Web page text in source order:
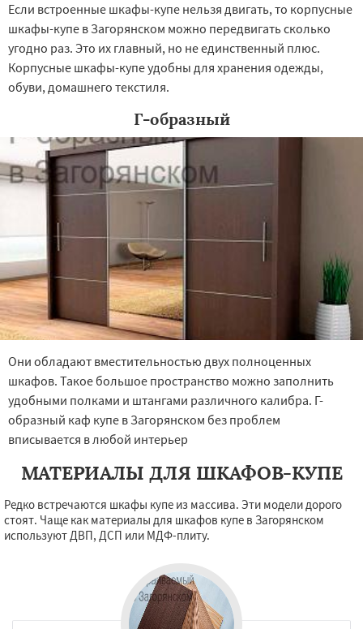
Если встроенные шкафы-купе нельзя двигать, то корпусные
шкафы-купе в Загорянском можно передвигать сколько
угодно раз. Это их главный, но не единственный плюс.
Корпусные шкафы-купе удобны для хранения одежды,
обуви, домашнего текстиля.
Г-образный
Они обладают вместительностью двух полноценных
шкафов. Такое большое пространство можно заполнить
удобными полками и штангами различного калибра. Г-
образный каф купе в Загорянском без проблем
вписывается в любой интерьер
МАТЕРИАЛЫ ДЛЯ ШКАФОВ-КУПЕ
Редко встречаются шкафы купе из массива. Эти модели дорого
стоят. Чаще как материалы для шкафов купе в Загорянском
используют ДВП, ДСП или МДФ-плиту.